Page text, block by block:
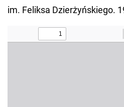
im. Feliksa Dzierżyńskiego.